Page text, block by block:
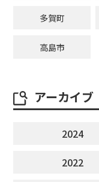
多賀町
高島市
アーカイブ
2024
2022